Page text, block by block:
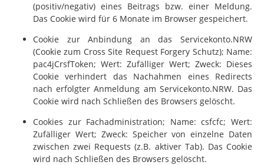
(positiv/negativ) eines Beitrags bzw. einer Meldung.
Das Cookie wird für 6 Monate im Browser gespeichert.
Cookie zur Anbindung an das Servicekonto.NRW
(Cookie zum Cross Site Request Forgery Schutz); Name:
pac4jCrsfToken; Wert: Zufälliger Wert; Zweck: Dieses
Cookie verhindert das Nachahmen eines Redirects
nach erfolgter Anmeldung am Servicekonto.NRW. Das
Cookie wird nach Schließen des Browsers gelöscht.
Cookies zur Fachadministration; Name: csfcfc; Wert:
Zufälliger Wert; Zweck: Speicher von einzelne Daten
zwischen zwei Requests (z.B. aktiver Tab). Das Cookie
wird nach Schließen des Browsers gelöscht.